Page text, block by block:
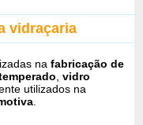
vidraçaria
nafabricação de
,vidro
utilizados na